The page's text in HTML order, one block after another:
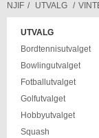
NJIF / UTVALG /
UTVALG
Bordtennisutvalget
Bowlingutvalget
Fotballutvalget
Golfutvalget
Hobbyutvalget
Squash